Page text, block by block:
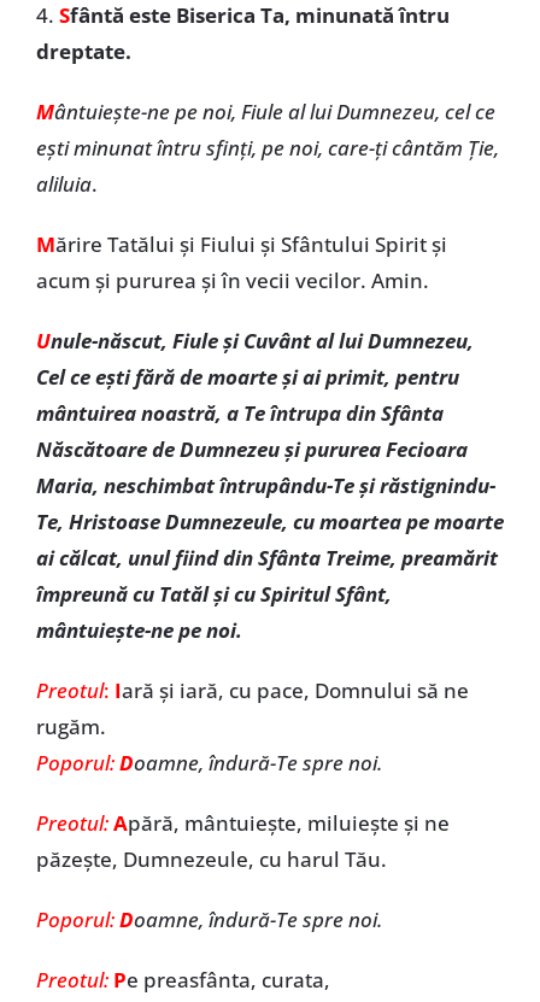
4. Sfântă este Biserica Ta, minunată întru
dreptate.
Mântuiește-ne pe noi, Fiule al lui Dumnezeu, cel ce
ești minunat întru sfinți, pe noi, care-ți cântăm Ție,
aliluia.
Mărire Tatălui și Fiului și Sfântului Spirit și
acum și pururea și în vecii vecilor. Amin.
Unule-născut, Fiule și Cuvânt al lui Dumnezeu,
Cel ce ești fără de moarte și ai primit, pentru
mântuirea noastră, a Te întrupa din Sfânta
Născătoare de Dumnezeu și pururea Fecioara
Maria, neschimbat întrupându-Te și răstignindu-
Te, Hristoase Dumnezeule, cu moartea pe moarte
ai călcat, unul fiind din Sfânta Treime, preamărit
împreună cu Tatăl și cu Spiritul Sfânt,
mântuiește-ne pe noi.
Preotul: Iară și iară, cu pace, Domnului să ne
rugăm.
Poporul:Doamne, îndură-Te spre noi.
Preotul:Apără, mântuiește, miluiește și ne
păzește, Dumnezeule, cu harul Tău.
Poporul:Doamne, îndură-Te spre noi.
Preotul: Pe preasfânta, curata,